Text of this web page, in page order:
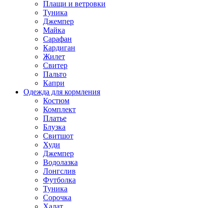
Плащи и ветровки
Туника
Джемпер
Майка
Сарафан
Кардиган
Жилет
Свитер
Пальто
Капри
Одежда для кормления
Костюм
Комплект
Платье
Блузка
Свитшот
Худи
Джемпер
Водолазка
Лонгслив
Футболка
Туника
Сорочка
Халат